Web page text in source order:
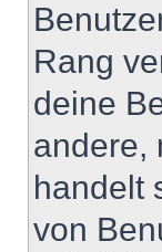
Rang
deine
andere,
handelt
von